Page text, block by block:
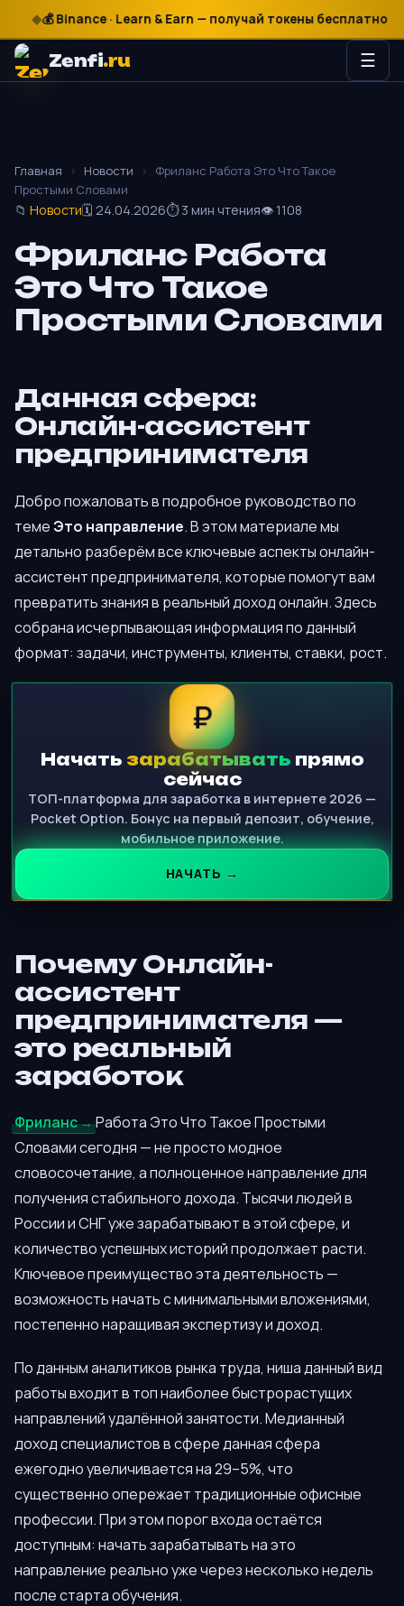
₽
$
€
Binance · Learn & Earn — получай токены бесплатно
Zenfi.ru ☰
Главная › Новости ›
Фриланс Работа Это Что Такое
Простыми Словами
📁 Новости🗓 24.04.2026⏱ 3 мин чтения👁 1108
Фриланс Работа
Это Что Такое
Простыми Словами
Данная сфера:
Онлайн-ассистент
предпринимателя
Добро пожаловать в подробное руководство по
темеЭто направление. В этом материале мы
детально разберём все ключевые аспекты онлайн-
ассистент предпринимателя, которые помогут вам
превратить знания в реальный доход онлайн. Здесь
собрана исчерпывающая информация по данный
формат: задачи, инструменты, клиенты, ставки, рост.
₽
Начать зарабатывать прямо
сейчас
ТОП-платформа для заработка в интернете 2026 —
Pocket Option. Бонус на первый депозит, обучение,
мобильное приложение.
НАЧАТЬ →
Почему Онлайн-
ассистент
предпринимателя —
это реальный
заработок
Фриланс
Работа Это Что Такое Простыми
Словами сегодня — не просто модное
словосочетание, а полноценное направление для
получения стабильного дохода. Тысячи людей в
России и СНГ уже зарабатывают в этой сфере, и
количество успешных историй продолжает расти.
Ключевое преимущество эта деятельность —
возможность начать с минимальными вложениями,
постепенно наращивая экспертизу и доход.
По данным аналитиков рынка труда, ниша данный вид
работы входит в топ наиболее быстрорастущих
направлений удалённой занятости. Медианный
доход специалистов в сфере данная сфера
ежегодно увеличивается на 29–5%, что
существенно опережает традиционные офисные
профессии. При этом порог входа остаётся
доступным: начать зарабатывать на это
направление реально уже через несколько недель
после старта обучения.